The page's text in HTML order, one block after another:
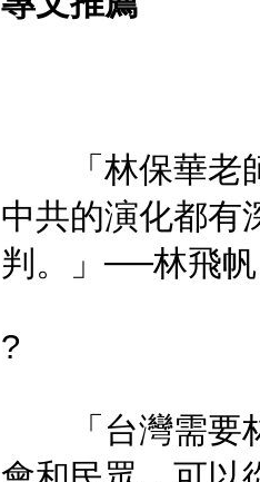
「林保華老師
中共的演化都有
判。」──林飛
?
「台灣需要林